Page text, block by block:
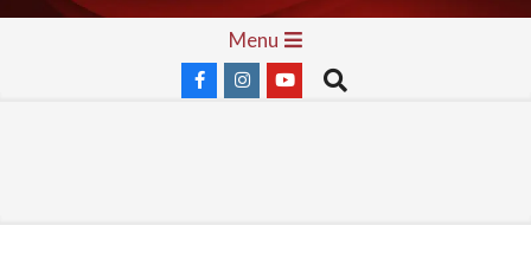
Skip
Menu
Search